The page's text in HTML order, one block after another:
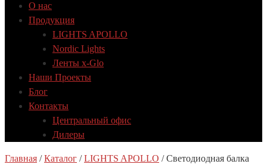
О нас
Продукция
LIGHTS APOLLO
Nordic Lights
Ленты x-Glo
Наши Проекты
Блог
Контакты
Центральный офис
Дилеры
Главная / Каталог / LIGHTS APOLLO / Светодиодная балка